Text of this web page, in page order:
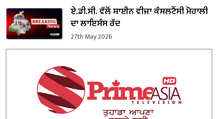
ਏ.ਡੀ.ਸੀ. ਵੱਲੋਂ ਸ਼ਾਈਨ ਵੀਜ਼ਾ ਕੰਸਲਟੈਂਸੀ ਮੋਹਾਲੀ
ਦਾ ਲਾਇਸੰਸ ਰੱਦ
27th May 2026